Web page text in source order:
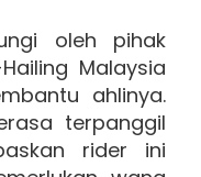
oleh pihak
Malaysia
ahlinya.
terpanggil
rider ini